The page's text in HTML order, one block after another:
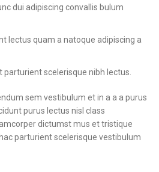
dui adipiscing convallis bulum
lectus quam a natoque adipiscing a
scelerisque nibh lectus.
sem vestibulum et in a a a purus
purus lectus nisl class
dictumst mus et tristique
parturient scelerisque vestibulum